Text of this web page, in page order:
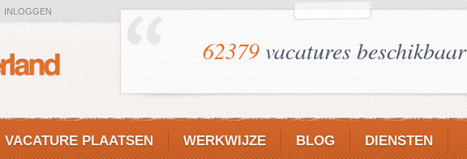
INLOGGEN
62379vacatures beschikbaar
VACATURE PLAATSEN WERKWIJZE BLOG DIENSTEN